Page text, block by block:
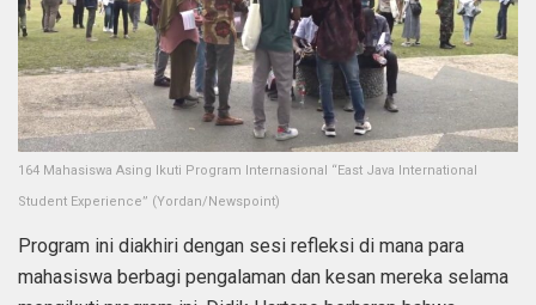
164 Mahasiswa Asing Ikuti Program Internasional “East Java International
Student Experience” (Yordan/Newspoint)
Program ini diakhiri dengan sesi refleksi di mana para
mahasiswa berbagi pengalaman dan kesan mereka selama